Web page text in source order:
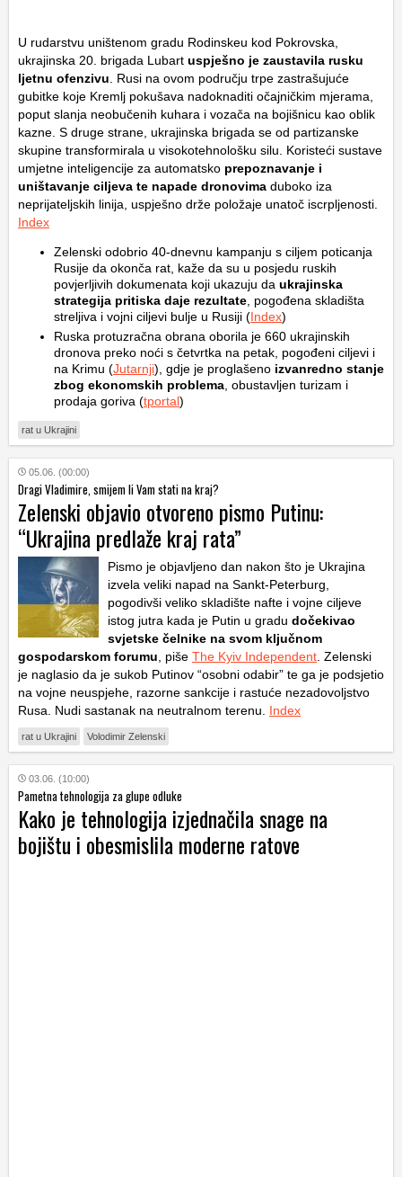
U rudarstvu uništenom gradu Rodinskeu kod Pokrovska,
ukrajinska 20. brigada Lubart uspješno je zaustavila rusku
ljetnu ofenzivu . Rusi na ovom području trpe zastrašujuće
gubitke koje Kremlj pokušava nadoknaditi očajničkim mjerama,
poput slanja neobučenih kuhara i vozača na bojišnicu kao oblik
kazne. S druge strane, ukrajinska brigada se od partizanske
skupine transformirala u visokotehnološku silu. Koristeći sustave
umjetne inteligencije za automatsko prepoznavanje i
uništavanje ciljeva te napade dronovima duboko iza
neprijateljskih linija, uspješno drže položaje unatoč iscrpljenosti.
Index
Zelenski odobrio 40-dnevnu kampanju s ciljem poticanja
Rusije da okonča rat, kaže da su u posjedu ruskih
povjerljivih dokumenata koji ukazuju da ukrajinska
strategija pritiska daje rezultate , pogođena skladišta
streljiva i vojni ciljevi bulje u Rusiji (Index)
Ruska protuzračna obrana oborila je 660 ukrajinskih
dronova preko noći s četvrtka na petak, pogođeni ciljevi i
na Krimu (Jutarnji), gdje je proglašeno izvanredno stanje
zbog ekonomskih problema , obustavljen turizam i
prodaja goriva (tportal)
rat u Ukrajini
05.06. (00:00)
Dragi Vladimire, smijem li Vam stati na kraj?
Zelenski objavio otvoreno pismo Putinu:
“Ukrajina predlaže kraj rata”
Pismo je objavljeno dan nakon što je Ukrajina
izvela veliki napad na Sankt-Peterburg,
pogodivši veliko skladište nafte i vojne ciljeve
istog jutra kada je Putin u gradu dočekivao
svjetske čelnike na svom ključnom
gospodarskom forumu , piše The Kyiv Independent . Zelenski
je naglasio da je sukob Putinov “osobni odabir” te ga je podsjetio
na vojne neuspjehe, razorne sankcije i rastuće nezadovoljstvo
Rusa. Nudi sastanak na neutralnom terenu. Index
rat u Ukrajini Volodimir Zelenski
03.06. (10:00)
Pametna tehnologija za glupe odluke
Kako je tehnologija izjednačila snage na
bojištu i obesmislila moderne ratove